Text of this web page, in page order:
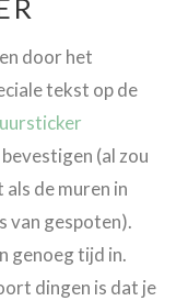
door het
tekst op de
(al zou
de muren in
van gespoten).
genoeg tijd in.
dingen is dat je